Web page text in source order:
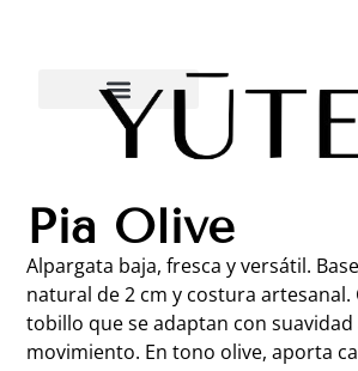
Pia Olive
Alpargata baja, fresca y versátil.
natural de 2 cm y costura artesanal.
tobillo que se adaptan con suavidad
movimiento. En tono olive, aporta